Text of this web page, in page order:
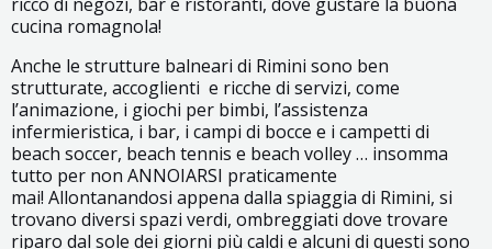
cucina romagnola!
Anche le strutture balneari di Rimini sono ben
strutturate, accoglienti e ricche di servizi, come
l’animazione, i giochi per bimbi, l’assistenza
infermieristica, i bar, i campi di bocce e i campetti di
beach soccer, beach tennis e beach volley … insomma
tutto per non ANNOIARSI praticamente
mai! Allontanandosi appena dalla spiaggia di Rimini, si
trovano diversi spazi verdi, ombreggiati dove trovare
riparo dal sole dei giorni più caldi e alcuni di questi sono